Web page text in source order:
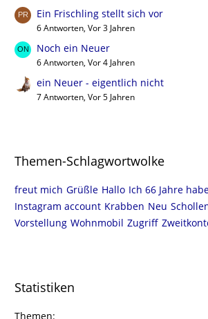
Ein Frischling stellt sich vor
6 Antworten, Vor 3 Jahren
Noch ein Neuer
6 Antworten, Vor 4 Jahren
ein Neuer - eigentlich nicht
7 Antworten, Vor 5 Jahren
Themen-Schlagwortwolke
freut mich Grüßle Hallo Ich 66 Jahre
Instagram account Krabben Neu
Vorstellung Wohnmobil Zugriff
Statistiken
Themen